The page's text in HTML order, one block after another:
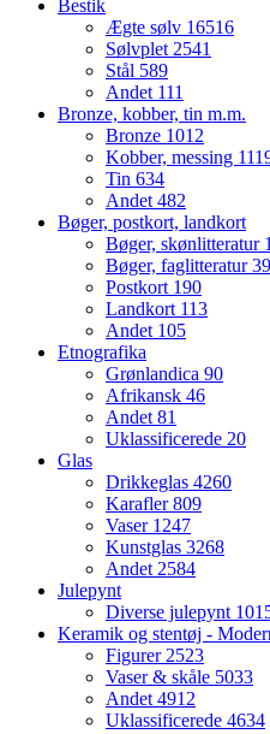
Bestik
Ægte sølv 16516
Sølvplet2541
Stål 589
Andet 111
Bronze, kobber, tin m.m.
Bronze 1012
Kobber, messing
Tin 634
Andet482
Bøger, postkort, landkort
Bøger, skønlitteratur
Bøger, faglitteratur
Postkort 190
Landkort 113
Andet 105
Etnografika
Grønlandica 90
Afrikansk 46
Andet81
Uklassificerede 20
Glas
Drikkeglas 4260
Karafler809
Vaser 1247
Kunstglas 3268
Andet2584
Julepynt
Diverse julepynt
Keramik og stentøj -
Figurer2523
Vaser & skåle 5033
Andet4912
Uklassificerede 4634